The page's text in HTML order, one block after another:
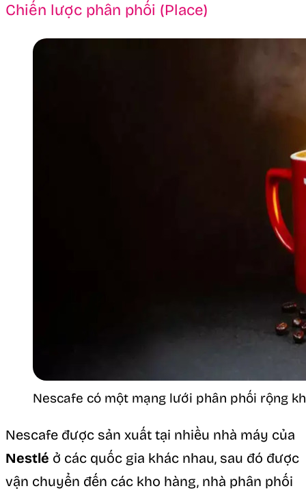
Chiến lược phân phối (Place)
Nescafe có một mạng lưới phân phối rộng
Nescafe được sản xuất tại nhiều nhà máy của
Nestlé ở các quốc gia khác nhau, sau đó được
vận chuyển đến các kho hàng, nhà phân phối